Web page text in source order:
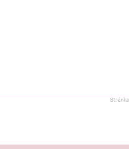
Stránka